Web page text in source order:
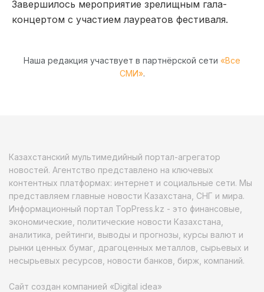
Завершилось мероприятие зрелищным гала-
концертом с участием лауреатов фестиваля.
Наша редакция участвует в партнёрской сети «Все
СМИ».
Казахстанский мультимедийный портал-агрегатор
новостей. Агентство представлено на ключевых
контентных платформах: интернет и социальные сети. Мы
представляем главные новости Казахстана, СНГ и мира.
Информационный портал TopPress.kz - это финансовые,
экономические, политические новости Казахстана,
аналитика, рейтинги, выводы и прогнозы, курсы валют и
рынки ценных бумаг, драгоценных металлов, сырьевых и
несырьевых ресурсов, новости банков, бирж, компаний.
Сайт создан компанией «Digital idea»